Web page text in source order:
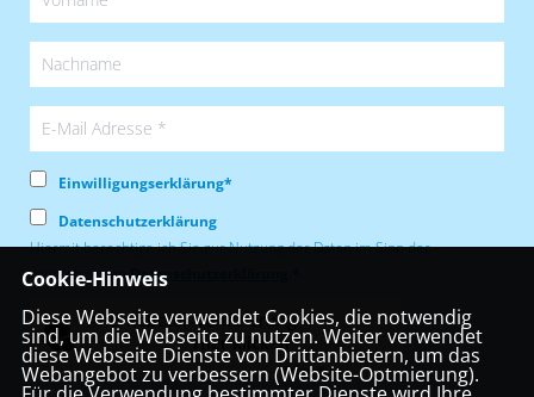
Einwilligungserklärung*
Datenschutzerklärung
Hiermit berechtige ich Sie zur Nutzung der Daten im Sinn der
nachfolgendenDatenschutzerklärung
Anti-Roboter-Verifizierung
Hier klicken
FriendlyCaptcha ⇗
Cookie-Hinweis
Diese Webseite verwendet Cookies, die notwendig
sind, um die Webseite zu nutzen. Weiter verwendet
diese Webseite Dienste von Drittanbietern, um das
Webangebot zu verbessern (Website-Optmierung).